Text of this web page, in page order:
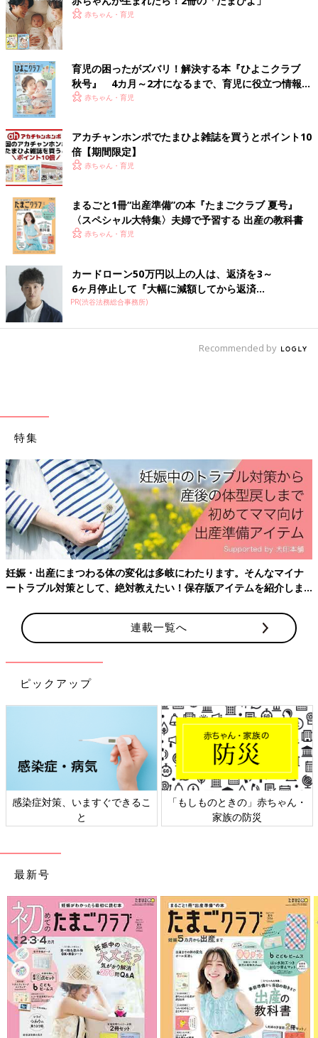
忙しなく過ぎていく日々…
あるとき、自分が産んだ我が子たちを
にくざんまい
肉が大好物で、セールをこよなく愛する。
納豆とバナナが好きな2歳のお兄ちゃんと、よく飲みよく寝る0歳
の弟、
マイペースな夫との生活を漫画にしてインスタグラムに投稿し
ています。
前の話
最近の日常の光景で
赤ちゃん行動観察記
一覧
次の話
私が完母から完ミに変
まいの赤ちゃん行動観
赤ちゃん・育児
育児の困ったがズバリ！解決する本『ひよこクラブ
秋号』 4カ月～2才になるまで、育児に役立つ情報が
いっぱい！
赤ちゃん・育児
アカチャンホンポでたまひよ雑誌を買うとポイント10
倍【期間限定】
赤ちゃん・育児
まるごと1冊“出産準備”の本『たまごクラブ 夏号』
〈スペシャル大特集〉夫婦で予習する 出産の教科書
赤ちゃん・育児
カードローン50万円以上の人は、返済を3～
6ヶ月停止して『大幅に減額してから返済...
PR(渋谷法務総合事務所)
Recommended by
特集
妊娠・出産にまつわる体の変化は多岐にわたります。そんなマイナ
ートラブル対策として、絶対教えたい！保存版アイテムを紹介しま
連載一覧へ
ピックアップ
感染症対策、いますぐできるこ
と
「もしものときの」赤ちゃん・
家族の防災
最新号